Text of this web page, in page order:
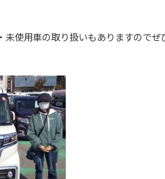
使用車の取り扱いもありますのでぜ